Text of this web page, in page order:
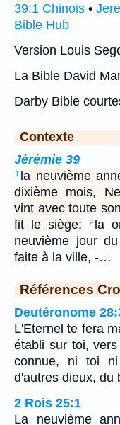
39:1 Chinois •
Bible Hub
Version Louis
La Bible David
Darby Bible
Contexte
Jérémie 39
1 la neuvième
dixième mois,
vint avec toute
fit le siège;
2 la
neuvième jour
faite à la ville, -…
Références
Deutéronome
L'Eternel te fera
établi sur toi,
connue, ni toi
d'autres dieux, du
2 Rois 25:1
La neuvième